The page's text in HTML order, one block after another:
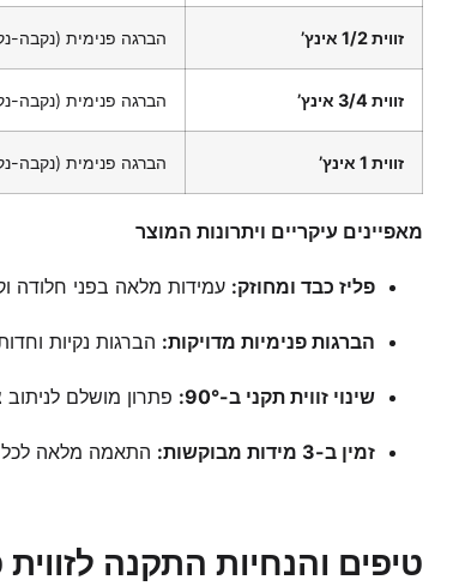
זווית 1/2 אינץ’ הברגה פנימית (נקבה-
זווית 3/4 אינץ’ הברגה פנימית (נקבה-
זווית 1 אינץ’ הברגה פנימית (נקבה-
מאפיינים עיקריים ויתרונות המוצר
פליז כבד ומחוזק: עמידות מלאה בפני חלודה
הברגות פנימיות מדויקות: הברגות נקיות
שינוי זווית תקני ב-90°: פתרון מושלם
זמין ב-3 מידות מבוקשות: התאמה מלאה לכל קוטר
טיפים והנחיות התקנה